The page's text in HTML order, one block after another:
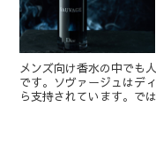
メンズ向け香水の中でも
です。ソヴァージュはデ
ら支持されています。で